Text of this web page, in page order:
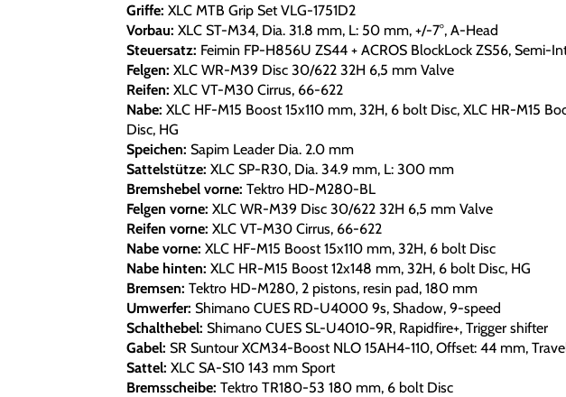
Griffe: XLC MTB Grip Set VLG-1751D2
Vorbau: XLC ST-M34, Dia. 31.8 mm, L: 50 mm, +/-7°, A-Head
Steuersatz: Feimin FP-H856U ZS44 + ACROS BlockLock ZS56, Semi-
Felgen: XLC WR-M39 Disc 30/622 32H 6,5 mm Valve
Reifen: XLC VT-M30 Cirrus, 66-622
Nabe: XLC HF-M15 Boost 15x110 mm, 32H, 6 bolt Disc, XLC HR-M15
Disc, HG
Speichen: Sapim Leader Dia. 2.0 mm
Sattelstütze: XLC SP-R30, Dia. 34.9 mm, L: 300 mm
Bremshebel vorne: Tektro HD-M280-BL
Felgen vorne: XLC WR-M39 Disc 30/622 32H 6,5 mm Valve
Reifen vorne: XLC VT-M30 Cirrus, 66-622
Nabe vorne: XLC HF-M15 Boost 15x110 mm, 32H, 6 bolt Disc
Nabe hinten: XLC HR-M15 Boost 12x148 mm, 32H, 6 bolt Disc, HG
Bremsen: Tektro HD-M280, 2 pistons, resin pad, 180 mm
Umwerfer: Shimano CUES RD-U4000 9s, Shadow, 9-speed
Schalthebel: Shimano CUES SL-U4010-9R, Rapidfire+, Trigger shifter
Gabel: SR Suntour XCM34-Boost NLO 15AH4-110, Offset: 44 mm,
Sattel: XLC SA-S10 143 mm Sport
Bremsscheibe: Tektro TR180-53 180 mm, 6 bolt Disc